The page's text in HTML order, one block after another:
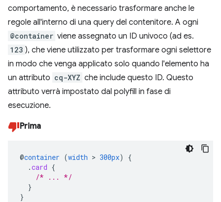
comportamento, è necessario trasformare anche le
regole all'interno di una query del contenitore. A ogni
@container viene assegnato un ID univoco (ad es.
123 ), che viene utilizzato per trasformare ogni selettore
in modo che venga applicato solo quando l'elemento ha
un attributo cq-XYZ che include questo ID. Questo
attributo verrà impostato dal polyfill in fase di
esecuzione.
Prima
@container (width > 300px)
{
.card {
/* ... */
}
}